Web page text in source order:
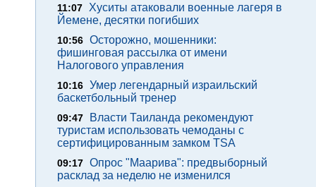
11:07
Хуситы атаковали военные лагеря в
Йемене, десятки погибших
10:56 Осторожно, мошенники:
фишинговая рассылка от имени
Налогового управления
10:16 Умер легендарный израильский
баскетбольный тренер
09:47
Власти Таиланда рекомендуют
туристам использовать чемоданы с
сертифицированным замком TSA
09:17 Опрос "Mаарива": предвыборный
расклад за неделю не изменился